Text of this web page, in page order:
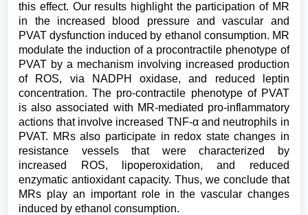
this effect. Our results highlight the participation of MR
in the increased blood pressure and vascular and
PVAT dysfunction induced by ethanol consumption. MR
modulate the induction of a procontractile phenotype of
PVAT by a mechanism involving increased production
of ROS, via NADPH oxidase, and reduced leptin
concentration. The pro-contractile phenotype of PVAT
is also associated with MR-mediated pro-inflammatory
actions that involve increased TNF-α and neutrophils in
PVAT. MRs also participate in redox state changes in
resistance vessels that were characterized by
increased ROS, lipoperoxidation, and reduced
enzymatic antioxidant capacity. Thus, we conclude that
MRs play an important role in the vascular changes
induced by ethanol consumption.